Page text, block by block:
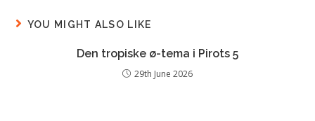
YOU MIGHT ALSO LIKE
Den tropiske ø-tema i Pirots 5
29th June 2026